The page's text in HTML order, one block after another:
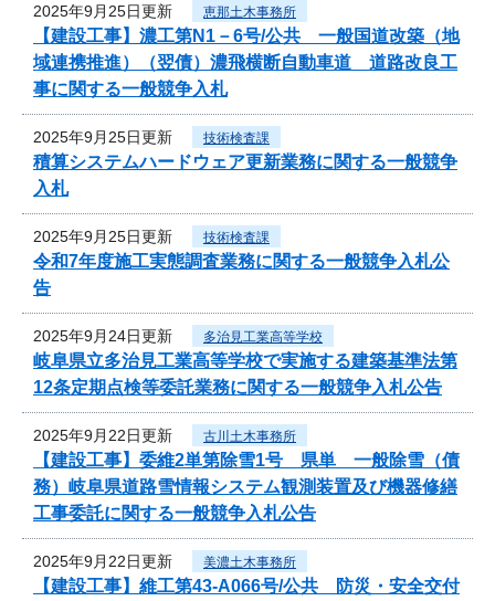
2025年9月25日更新 恵那土木事務所
【建設工事】濃工第N1－6号/公共 一般国道改築（地
域連携推進）（翌債）濃飛横断自動車道 道路改良工
事に関する一般競争入札
2025年9月25日更新 技術検査課
積算システムハードウェア更新業務に関する一般競争
入札
2025年9月25日更新 技術検査課
令和7年度施工実態調査業務に関する一般競争入札公
告
2025年9月24日更新 多治見工業高等学校
岐阜県立多治見工業高等学校で実施する建築基準法第
12条定期点検等委託業務に関する一般競争入札公告
2025年9月22日更新 古川土木事務所
【建設工事】委維2単第除雪1号 県単 一般除雪（債
務）岐阜県道路雪情報システム観測装置及び機器修繕
工事委託に関する一般競争入札公告
2025年9月22日更新 美濃土木事務所
【建設工事】維工第43-A066号/公共 防災・安全交付